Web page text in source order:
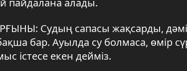
пайдалана алады.
Судың сапасы жақсарды, дәмі
бар. Ауылда су болмаса, өмір
істесе екен дейміз.